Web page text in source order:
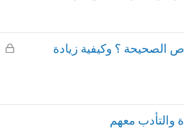
م
الصحيحة ؟ وكيفية زيادة
والتأدب معهم